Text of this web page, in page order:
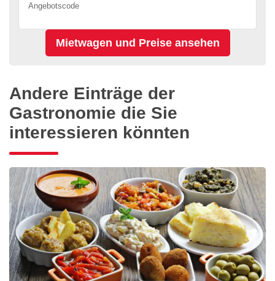
Angebotscode
Andere Einträge der
Gastronomie die Sie
interessieren könnten